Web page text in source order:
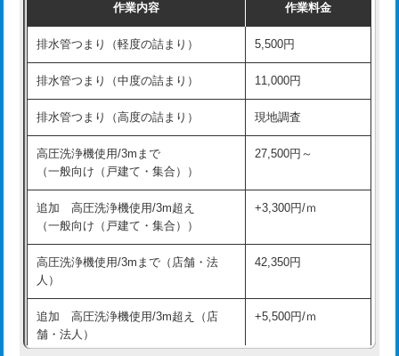
現場見積
※給水管工事は20mmまでの価格です。
持込商品取付（混合水栓） 16,500円
持込商品取付（浄水器・分岐水栓） 16,500円
給水管工事※（ホール加工) 16,500円
給水管工事※（バンド止め) 3,300円
給水管工事※（支持金具設置)
給水管工事※（保温材使用（バンド止
め込み）)
5,500円
給水管工事※（土の掘削・埋め戻し作
業)
11,000円
給水管工事※（塩ビ管（VP・HI）使
用/3ｍまで)
33,000円
作業内容 作業料金
排水管つまり（軽度の詰まり） 5,500円
排水管つまり（中度の詰まり） 11,000円
排水管つまり（高度の詰まり） 現地調査
高圧洗浄機使用/3mまで
（一般向け（戸建て・集合））
27,500円～
追加 高圧洗浄機使用/3m超え
（一般向け（戸建て・集合））
+3,300円/ｍ
高圧洗浄機使用/3mまで（店舗・法
人）
42,350円
追加 高圧洗浄機使用/3m超え（店
舗・法人）
+5,500円/ｍ